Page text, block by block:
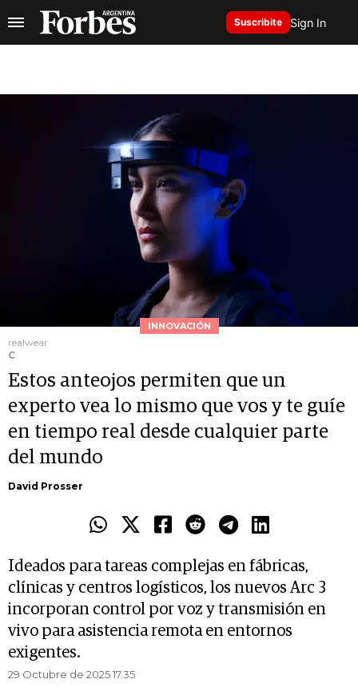
Suscribite Sign In
INNOVACIÓN
realwear
C
Estos anteojos permiten que un
experto vea lo mismo que vos y te guíe
en tiempo real desde cualquier parte
del mundo
David Prosser
Ideados para tareas complejas en fábricas,
clínicas y centros logísticos, los nuevos Arc 3
incorporan control por voz y transmisión en
vivo para asistencia remota en entornos
exigentes.
29 Octubre de 2025 17.35